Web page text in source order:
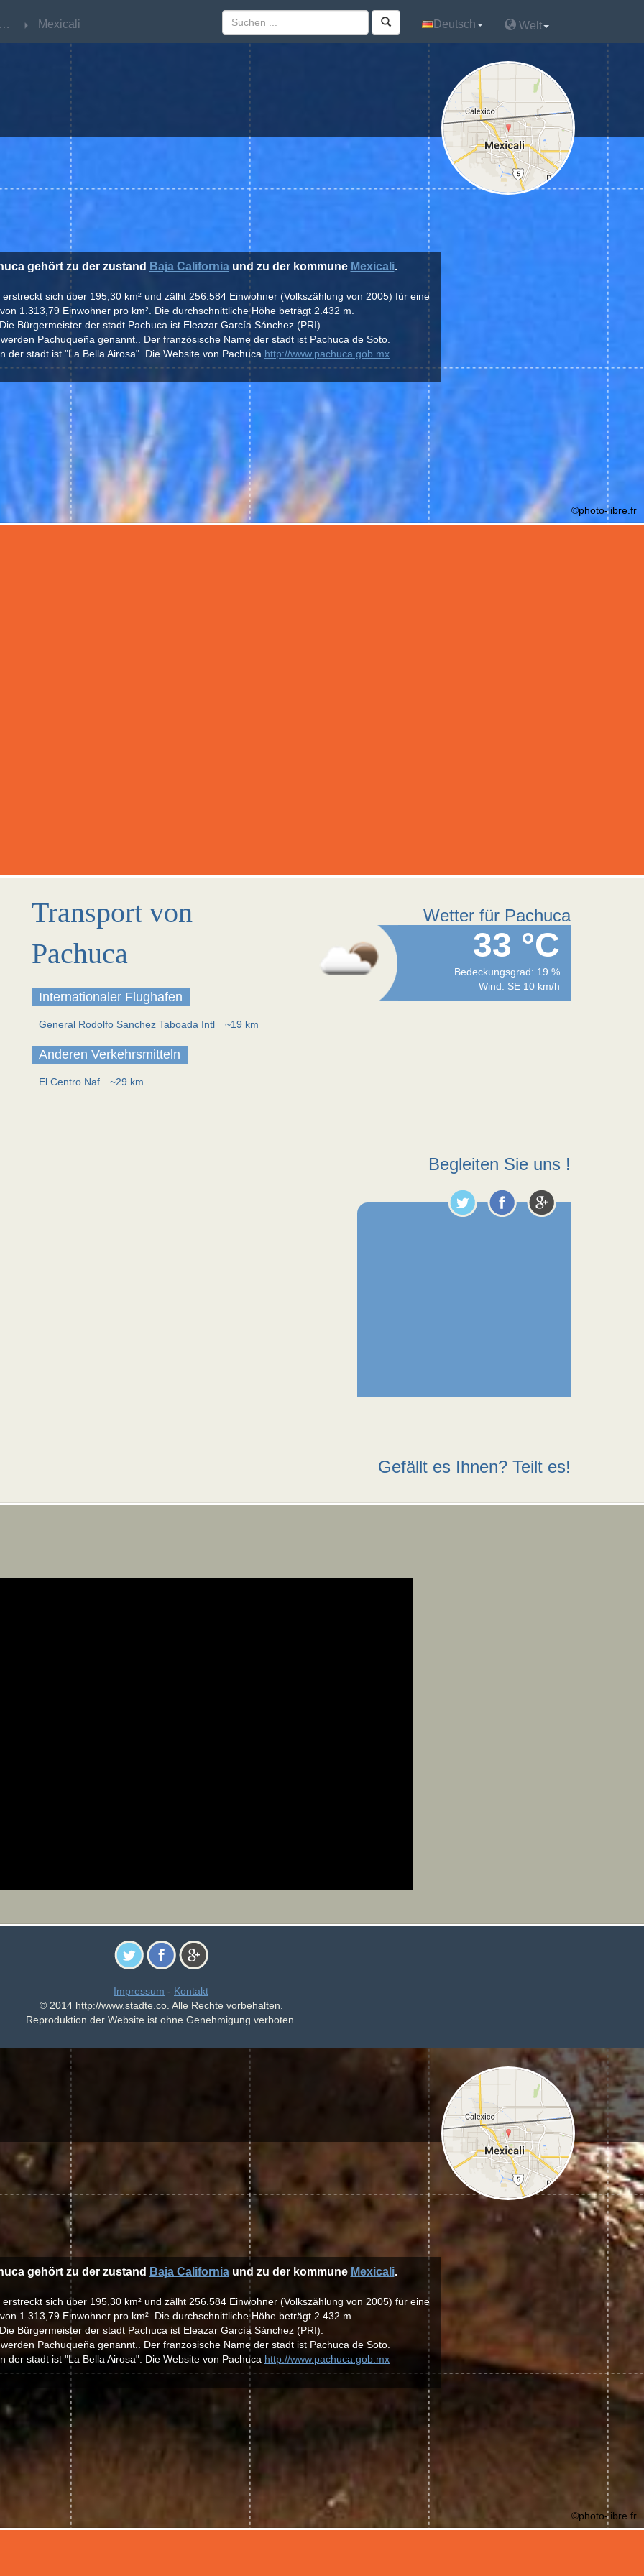
California Mexicali Deutsch Welt
gehört zu der zustand Baja Californiaund zu der kommune Mexicali.
sich über 195,30 km² und zälht 256.584 Einwohner (Volkszählung von 2005) für eine
1.313,79 Einwohner pro km². Die durchschnittliche Höhe beträgt 2.432 m.
Die Bürgermeister der stadt Pachuca ist Eleazar García Sánchez (PRI).
Pachuqueña genannt.. Der französische Name der stadt ist Pachuca de Soto.
der stadt ist "La Bella Airosa". Die Website von Pachuca http://www.pachuca.gob.mx
©photo-libre.fr
Transport von
Pachuca
Internationaler Flughafen
General Rodolfo Sanchez Taboada Intl ~19 km
Anderen Verkehrsmitteln
El Centro Naf ~29 km
Wetter für Pachuca
33 °C
Bedeckungsgrad: 19 %
Wind: SE 10 km/h
Begleiten Sie uns !
Gefällt es Ihnen? Teilt es!
Impressum - Kontakt
© 2014 http://www.stadte.co. Alle Rechte vorbehalten.
Reproduktion der Website ist ohne Genehmigung verboten.
California Mexicali Deutsch Welt
gehört zu der zustand Baja Californiaund zu der kommune Mexicali.
sich über 195,30 km² und zälht 256.584 Einwohner (Volkszählung von 2005) für eine
1.313,79 Einwohner pro km². Die durchschnittliche Höhe beträgt 2.432 m.
Die Bürgermeister der stadt Pachuca ist Eleazar García Sánchez (PRI).
Pachuqueña genannt.. Der französische Name der stadt ist Pachuca de Soto.
der stadt ist "La Bella Airosa". Die Website von Pachuca http://www.pachuca.gob.mx
©photo-libre.fr